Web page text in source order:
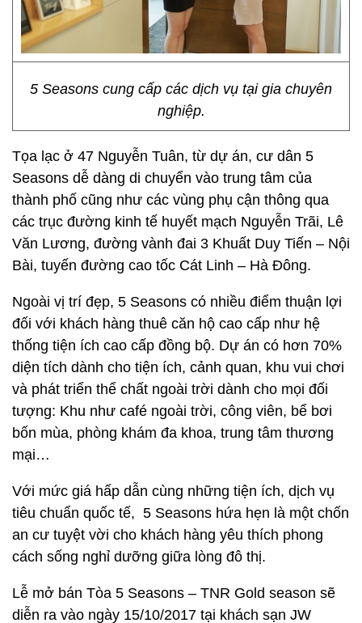
5 Seasons cung cấp các dịch vụ tại gia chuyên
nghiệp.
Tọa lạc ở 47 Nguyễn Tuân, từ dự án, cư dân 5
Seasons dễ dàng di chuyển vào trung tâm của
thành phố cũng như các vùng phụ cận thông qua
các trục đường kinh tế huyết mạch Nguyễn Trãi, Lê
Văn Lương, đường vành đai 3 Khuất Duy Tiến – Nội
Bài, tuyến đường cao tốc Cát Linh – Hà Đông.
Ngoài vị trí đẹp, 5 Seasons có nhiều điểm thuận lợi
đối với khách hàng thuê căn hộ cao cấp như hệ
thống tiện ích cao cấp đồng bộ. Dự án có hơn 70%
diện tích dành cho tiện ích, cảnh quan, khu vui chơi
và phát triển thể chất ngoài trời dành cho mọi đối
tượng: Khu như café ngoài trời, công viên, bể bơi
bốn mùa, phòng khám đa khoa, trung tâm thương
mại…
Với mức giá hấp dẫn cùng những tiện ích, dịch vụ
tiêu chuẩn quốc tế, 5 Seasons hứa hẹn là một chốn
an cư tuyệt vời cho khách hàng yêu thích phong
cách sống nghỉ dưỡng giữa lòng đô thị.
Lễ mở bán Tòa 5 Seasons – TNR Gold season sẽ
diễn ra vào ngày 15/10/2017 tại khách sạn JW